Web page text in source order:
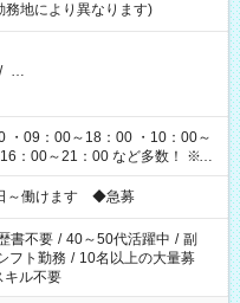
務地により異なります)
/ …
・09：00～18：00 ・10：00～
：00 など多数！ ※お
す
～働けます ◆急募
書不要 / 40～50代活躍中 / 副
フト勤務 / 10名以上の大量募
キル不要